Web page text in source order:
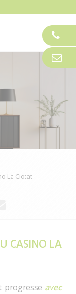
La Ciotat
CASINO LA
progresse avec